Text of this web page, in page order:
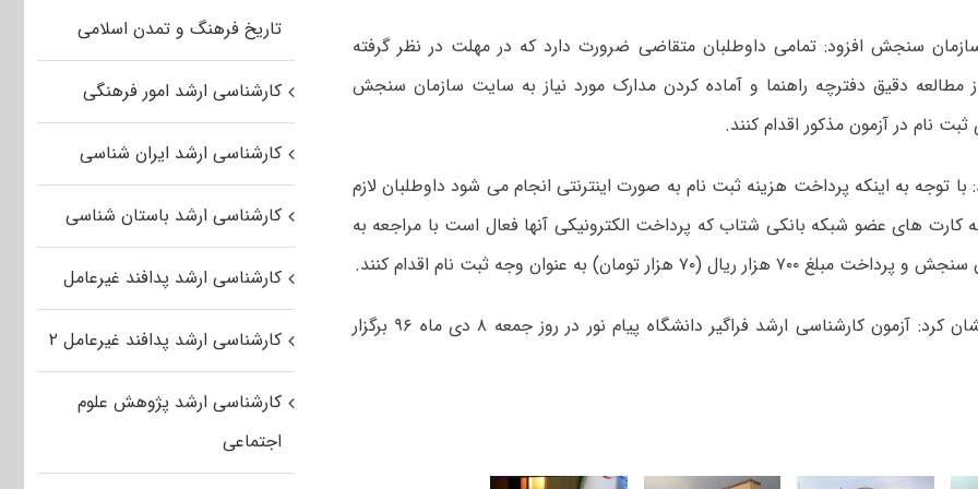
سنجش افزود: تمامی داوطلبان متقاضی ضرورت دارد که در مهلت در نظر گرفته
دقیق دفترچه راهنما و آماده کردن مدارک مورد نیاز به سایت سازمان سنجش
نام در آزمون مذکور اقدام کنند.
توجه به اینکه پرداخت هزینه ثبت نام به صورت اینترنتی انجام می شود داوطلبان لازم
کارت های عضو شبکه بانکی شتاب که پرداخت الکترونیکی آنها فعال است با مراجعه به
هزار ریال (۷۰ هزار تومان) به عنوان وجه ثبت نام اقدام کنند.
توکلی خاطرنشان کرد: آزمون کارشناسی ارشد فراگیر دانشگاه پیام نور در روز جمعه ۸ دی ماه ۹۶ برگزار
تاریخ فرهنگ و تمدن اسلامی
کارشناسی ارشد امور فرهنگی
کارشناسی ارشد ایران شناسی
کارشناسی ارشد باستان شناسی
کارشناسی ارشد پدافند غیرعامل
کارشناسی ارشد پدافند غیرعامل ۲
کارشناسی ارشد پژوهش علوم
اجتماعی